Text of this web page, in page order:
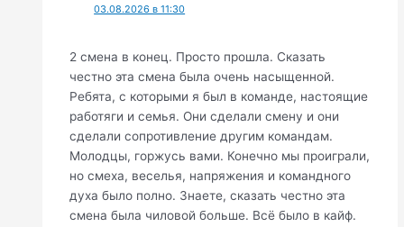
03.08.2026 в 11:30
2 смена в конец. Просто прошла. Сказать
честно эта смена была очень насыщенной.
Ребята, с которыми я был в команде, настоящие
работяги и семья. Они сделали смену и они
сделали сопротивление другим командам.
Молодцы, горжусь вами. Конечно мы проиграли,
но смеха, веселья, напряжения и командного
духа было полно. Знаете, сказать честно эта
смена была чиловой больше. Всё было в кайф.